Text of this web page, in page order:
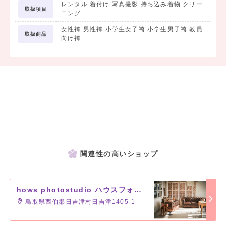
取扱項目
レンタル 着付け 写真撮影 持ち込み着物 クリー
ニング
取扱商品
女性袴 男性袴 小学生女子袴 小学生男子袴 教員
向け袴
関連性の高いショップ
hows photostudio ハウスフォトスタジオ
鳥取県西伯郡日吉津村日吉津1405-1